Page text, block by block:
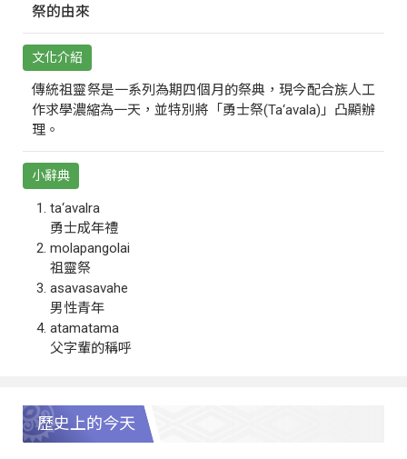
祭的由來
文化介紹
傳統祖靈祭是一系列為期四個月的祭典，現今配合族人工
作求學濃縮為一天，並特別將「勇士祭(Ta‘avala)」凸顯辦
理。
小辭典
ta‘avalra
勇士成年禮
molapangolai
祖靈祭
asavasavahe
男性青年
atamatama
父字輩的稱呼
歷史上的今天